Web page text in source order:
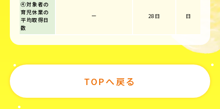
④対象者の
育児休業の
平均取得日
数
ー 28日 日
TOPへ戻る